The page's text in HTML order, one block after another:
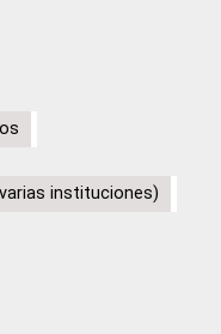
instituciones)